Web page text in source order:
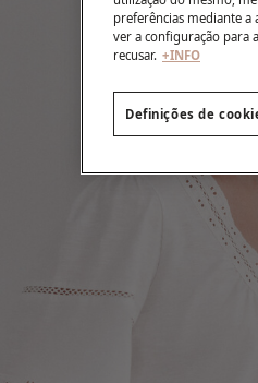
preferências mediante a
ver a configuração para
recusar. +INFO
Definições de